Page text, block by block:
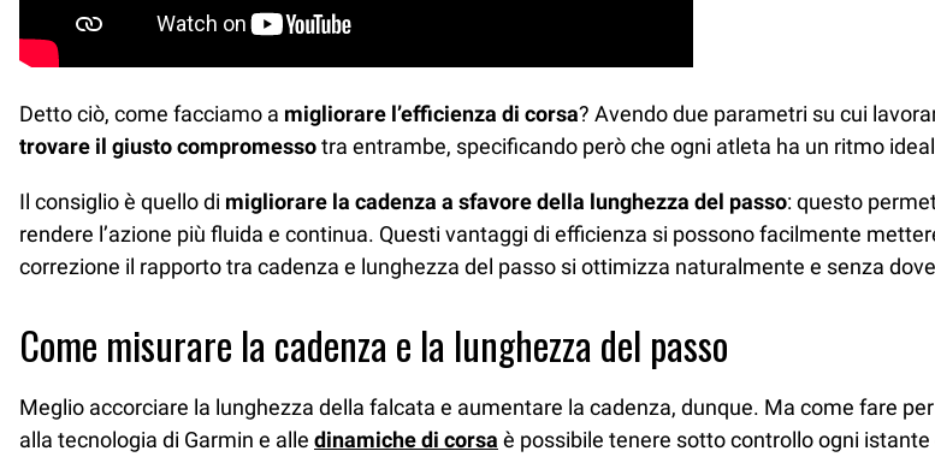
Detto ciò, come facciamo a migliorare l’efficienza di corsa? Avendo due parametri su cui
trovare il giusto compromessotra entrambe, specificando però che ogni atleta ha un ritmo
Il consiglio è quello di migliorare la cadenza a sfavore della lunghezza del passo: questo
rendere l’azione più fluida e continua. Questi vantaggi di efficienza si possono facilmente
correzione il rapporto tra cadenza e lunghezza del passo si ottimizza naturalmente e senza
Come misurare la cadenza e la lunghezza del passo
Meglio accorciare la lunghezza della falcata e aumentare la cadenza, dunque. Ma come fare
alla tecnologia di Garmin e alle dinamiche di corsa è possibile tenere sotto controllo ogni